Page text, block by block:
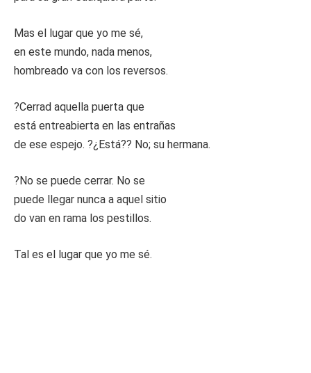
Mas el lugar que yo me sé,
en este mundo, nada menos,
hombreado va con los reversos.
?Cerrad aquella puerta que
está entreabierta en las entrañas
de ese espejo. ?¿Está?? No; su hermana.
?No se puede cerrar. No se
puede llegar nunca a aquel sitio
do van en rama los pestillos.
Tal es el lugar que yo me sé.